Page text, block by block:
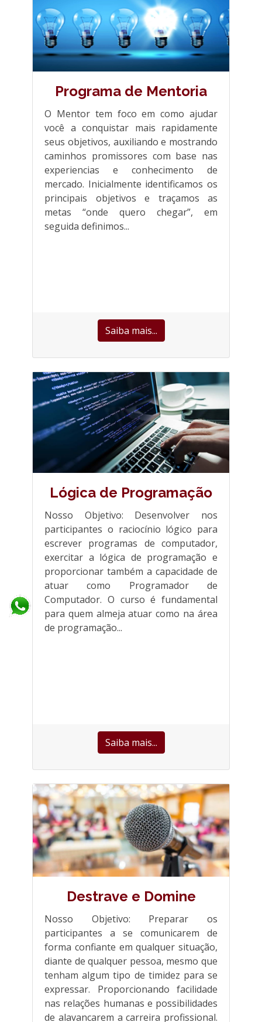
Programa de Mentoria
O Mentor tem foco em como ajudar
você a conquistar mais rapidamente
seus objetivos, auxiliando e mostrando
caminhos promissores com base nas
experiencias e conhecimento de
mercado. Inicialmente identificamos os
principais objetivos e traçamos as
metas “onde quero chegar”, em
seguida definimos...
Saiba mais...
Lógica de Programação
Nosso Objetivo: Desenvolver nos
participantes o raciocínio lógico para
escrever programas de computador,
exercitar a lógica de programação e
proporcionar também a capacidade de
atuar como Programador de
Computador. O curso é fundamental
para quem almeja atuar como na área
de programação...
Saiba mais...
Destrave e Domine
Nosso Objetivo: Preparar os
participantes a se comunicarem de
forma confiante em qualquer situação,
diante de qualquer pessoa, mesmo que
tenham algum tipo de timidez para se
expressar. Proporcionando facilidade
nas relações humanas e possibilidades
de alavancarem a carreira profissional.